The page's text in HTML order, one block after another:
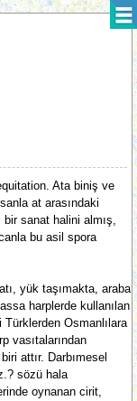
Ata biniş ve
at arasındaki
bir sanat halini almış,
bu asil spora
yük taşımakta, araba
harplerde kullanılan
Osmanlılara
vasıtalarından
attır. Darbımesel
sözü hala
oynanan cirit,